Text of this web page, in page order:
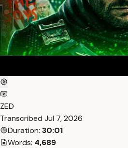
ZED
Transcribed Jul 7, 2026
Duration: 30:01
Words: 4,689